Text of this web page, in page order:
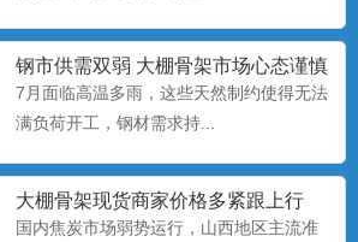
钢市供需双弱 大棚骨架市场心态谨慎
偏悲观
7月面临高温多雨，这些天然制约使得无法
满负荷开工，钢材需求持...
大棚骨架​现货商家价格多紧跟上行
国内焦炭市场弱势运行，山西地区主流准
养殖大棚
养殖大棚也称暖棚养殖，是指在寒冷的季
节给开放式或半开放式畜禽...
大棚配件厂
大棚配件主要有栽种槽、供水系统、温控